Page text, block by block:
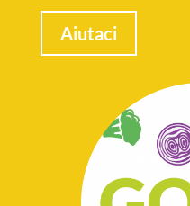
Aiutaci